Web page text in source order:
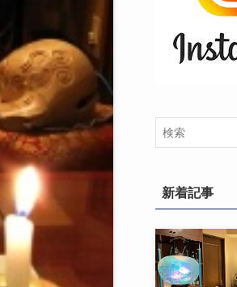
新着記事